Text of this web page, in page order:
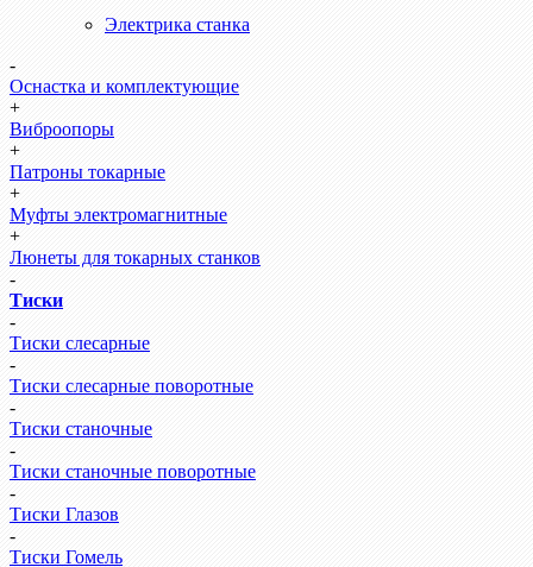
Электрика станка
-
Оснастка и комплектующие
+
Виброопоры
+
Патроны токарные
+
Муфты электромагнитные
+
Люнеты для токарных станков
-
Тиски
-
Тиски слесарные
-
Тиски слесарные поворотные
-
Тиски станочные
-
Тиски станочные поворотные
-
Тиски Глазов
-
Тиски Гомель